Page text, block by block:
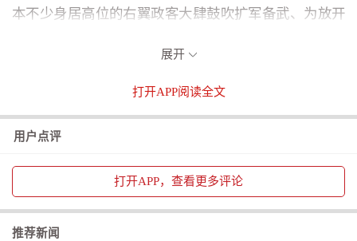
本不少身居高位的右翼政客大肆鼓吹扩军备武、为放开
洲邻国特别是中国等国深化合作关系，通过对话协商化
长期担任高中教师的“日中友好8·15之会”共同代表
加藤富士雄告诉记者，作为教师，他经常自编讲义向学
他看来，日本面对中国以及亚洲其他国家时，应真正承
认自己曾犯下的严重错误，以赎罪和反省为前提，展现
出切实推动关系走向正常化的态度。
展开
打开APP阅读全文
用户点评
打开APP，查看更多评论
推荐新闻